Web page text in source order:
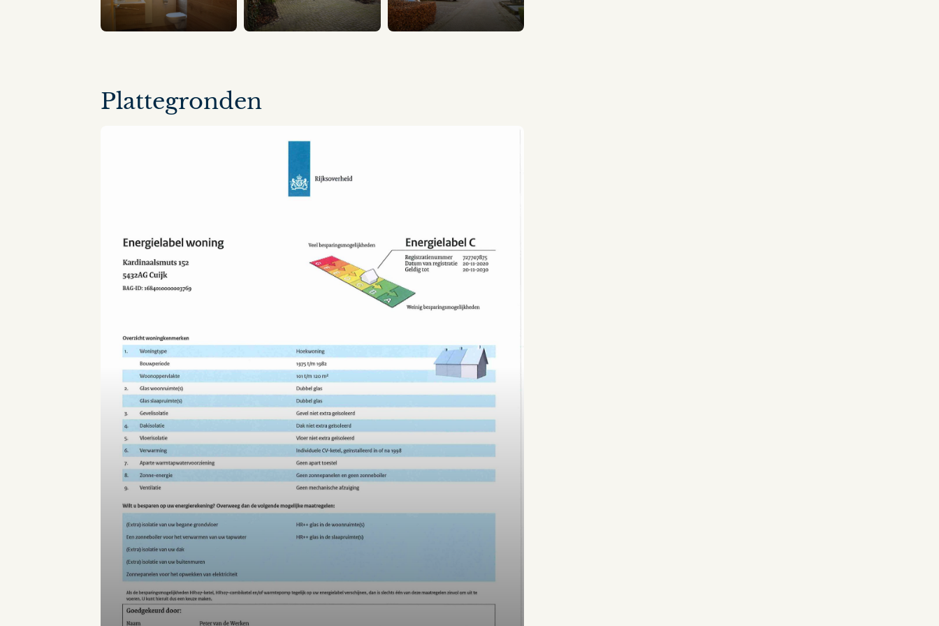
Plattegronden